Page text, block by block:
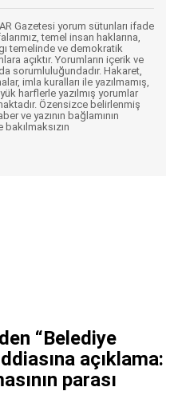
Gazetesi yorum sütunları ifade
temel insan haklarına,
temelinde ve demokratik
açıktır. Yorumların içerik ve
sorumluluğundadır. Hakaret,
imla kuralları ile yazılmamış,
harflerle yazılmış yorumlar
Özensizce belirlenmiş
ve yazının bağlamının
“Belediye
açıklama:
parası